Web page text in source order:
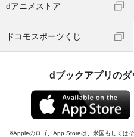
dアニメストア
ドコモスポーツくじ
dブックアプリの
Appleのロゴ、App Storeは、米国もしくは